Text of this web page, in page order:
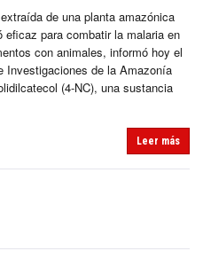
de una planta amazónica
para combatir la malaria en
con animales, informó hoy el
Investigaciones de la Amazonía
(4-NC), una sustancia
Leer más